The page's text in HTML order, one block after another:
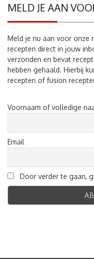
MELD JE AAN
Meld je nu aan voor onze
recepten direct in jouw
verzonden en bevat
hebben gehaald. Hierbij
recepten of fusion
Voornaam of volledige
Email
Door verder te gaan,